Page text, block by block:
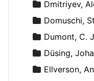
Dmitriyev,
Domuschi,
Dumont, C.
Düsing,
Ellverson,